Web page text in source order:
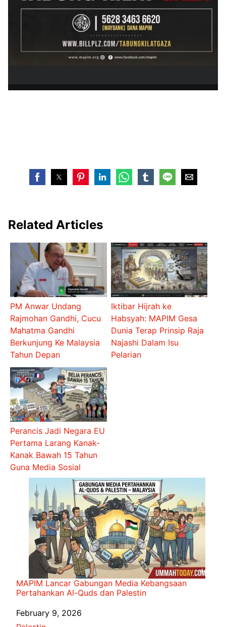
Related Articles
PM Anwar Undang
Rajmohan Gandhi, Cucu
Mahatma Gandhi
Berkunjung Ke Malaysia
Tahun Depan
Iktibar Hijrah ke
Habsyah: MAPIM Gesa
Dunia Terap Prinsip Raja
Najashi Dalam Isu
Pelarian
Perancis Jadi Negara EU
Pertama Larang Kanak-
Kanak Bawah 15 Tahun
Guna Media Sosial
MAPIM Lancar Gabungan Media Kebangsaan
Pertahankan Al-Quds dan Palestin
Date
February 9, 2026